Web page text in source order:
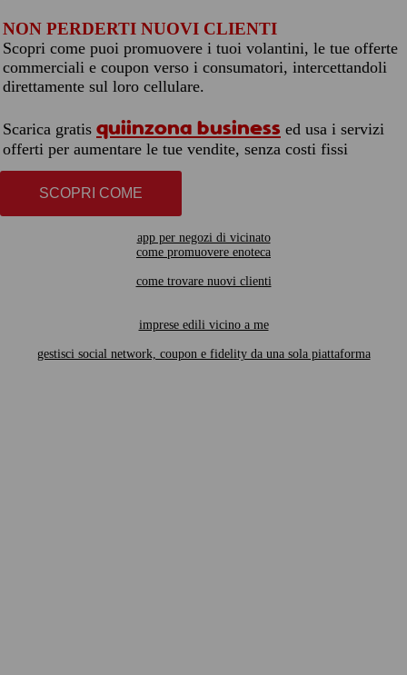
NON PERDERTI NUOVI CLIENTI
Scopri come puoi promuovere i tuoi volantini, le tue offerte
commerciali e coupon verso i consumatori, intercettandoli
direttamente sul loro cellulare.
Scarica gratis quiinzona business ed usa i servizi
offerti per aumentare le tue vendite, senza costi fissi
SCOPRI COME
app per negozi di vicinato
come promuovere enoteca
come trovare nuovi clienti
imprese edili vicino a me
gestisci social network, coupon e fidelity da una sola piattaforma